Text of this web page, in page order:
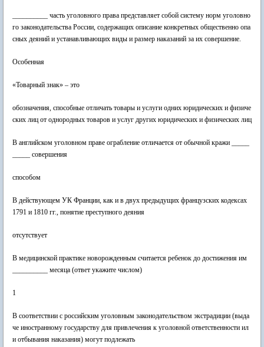
__________ часть уголовного права представляет собой систему норм уголовно
го законодательства России, содержащих описание конкретных общественно опа
сных деяний и устанавливающих виды и размер наказаний за их совершение.
Особенная
«Товарный знак» – это
обозначения, способные отличать товары и услуги одних юридических и физиче
ских лиц от однородных товаров и услуг других юридических и физических лиц
В английском уголовном праве ограбление отличается от обычной кражи _____
_____ совершения
способом
В действующем УК Франции, как и в двух предыдущих французских кодексах
1791 и 1810 гг., понятие преступного деяния
отсутствует
В медицинской практике новорожденным считается ребенок до достижения им
__________ месяца (ответ укажите числом)
1
В соответствии с российским уголовным законодательством экстрадиции (выда
че иностранному государству для привлечения к уголовной ответственности ил
и отбывания наказания) могут подлежать